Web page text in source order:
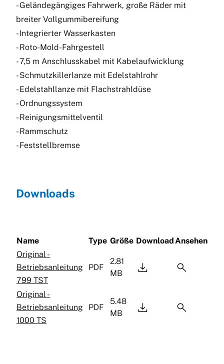
- Geländegängiges Fahrwerk, große Räder mit
breiter Vollgummibereifung
- Integrierter Wasserkasten
- Roto-Mold-Fahrgestell
- 7,5 m Anschlusskabel mit Kabelaufwicklung
- Schmutzkillerlanze mit Edelstahlrohr
- Edelstahllanze mit Flachstrahldüse
- Ordnungssystem
- Reinigungsmittelventil
- Rammschutz
- Feststellbremse
Downloads
Name Type Größe Download Ansehen
Original -
Betriebsanleitung
799 TST
PDF
2.81
MB
 
Original -
Betriebsanleitung
1000 TS
PDF
5.48
MB
 